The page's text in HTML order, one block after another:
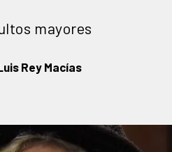
mayores
Rey Macías